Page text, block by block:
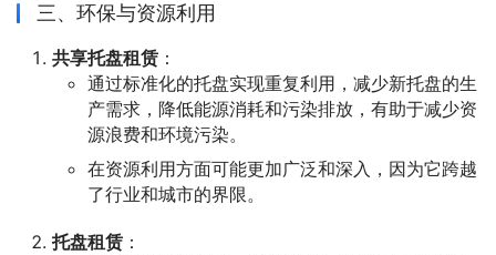
三、环保与资源利用
共享托盘租赁 ：
通过标准化的托盘实现重复利用，减少新托盘的生
产需求，降低能源消耗和污染排放，有助于减少资
源浪费和环境污染。
在资源利用方面可能更加广泛和深入，因为它跨越
了行业和城市的界限。
托盘租赁 ：